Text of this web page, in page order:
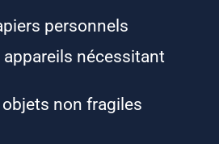
personnels
nécessitant
non fragiles